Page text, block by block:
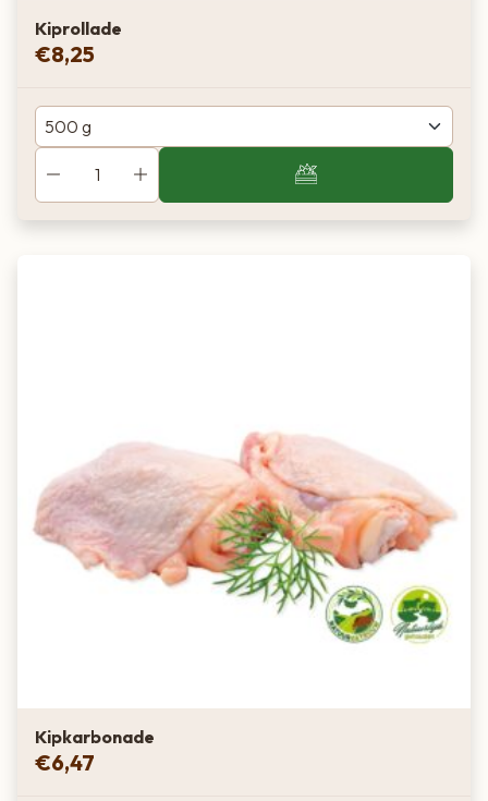
Kiprollade
€8,25
Kipkarbonade
€6,47